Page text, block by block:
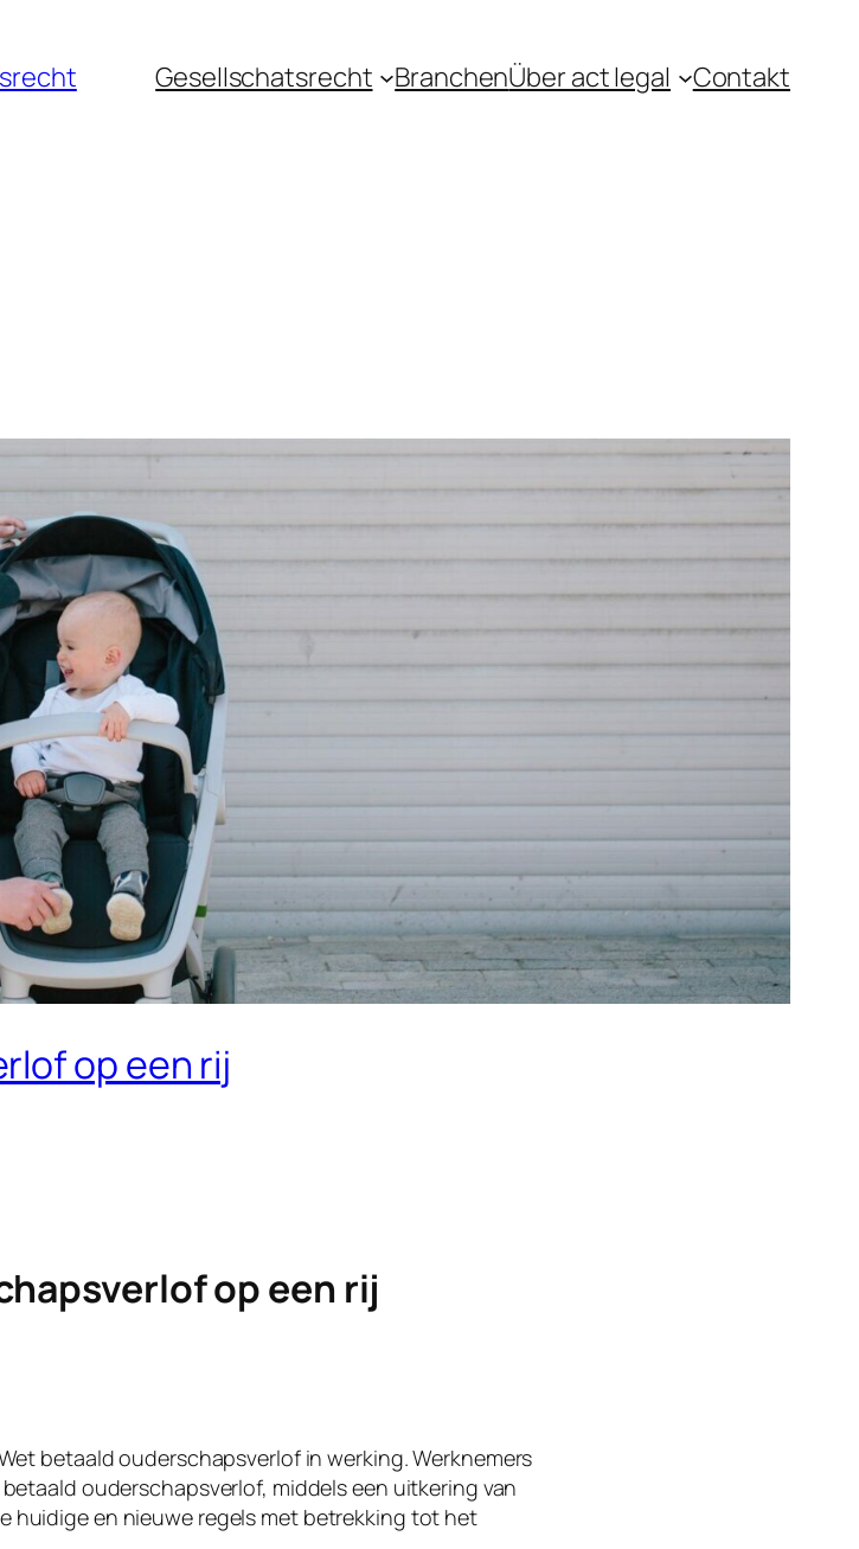
Gesellschatsrecht BranchenÜber act legal Contakt
op een rij
op een rij
betaald ouderschapsverlof in werking. Werknemers
ouderschapsverlof, middels een uitkering van
huidige en nieuwe regels met betrekking tot het